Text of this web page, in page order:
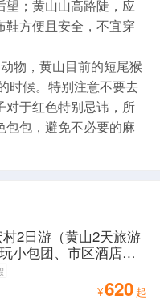
望；黄山山高路陡，应
鞋方便且安全，不宜穿
物，黄山目前的短尾猴
时候。特别注意不要去
对于红色特别忌讳，所
包包，避免不必要的麻
2日游（黄山2天旅游
小包团、市区酒店可
¥620 起